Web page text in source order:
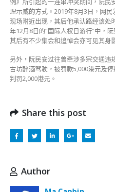
理示威的方式。2019年8月3日，网
现场附近出现，其后他承认路经该处
年12月8日的“国际人权日游行”中，
其后有不少集会和追悼会亦可见其身
另外，阮民安过往曾牵涉多宗交通违
古坊醉酒驾驶，被罚款5,000港元及
判罚2,000港元。
Share this post
Author